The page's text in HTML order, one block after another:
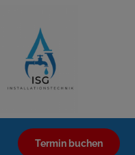
Termin buchen